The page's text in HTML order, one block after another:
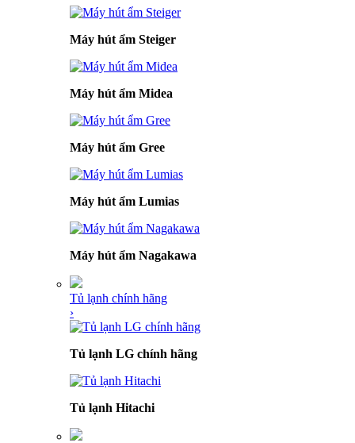
Máy hút ẩm Steiger
Máy hút ẩm Midea
Máy hút ẩm Gree
Máy hút ẩm Lumias
Máy hút ẩm Nagakawa
Tủ lạnh chính hãng
›
Tủ lạnh LG chính hãng
Tủ lạnh Hitachi